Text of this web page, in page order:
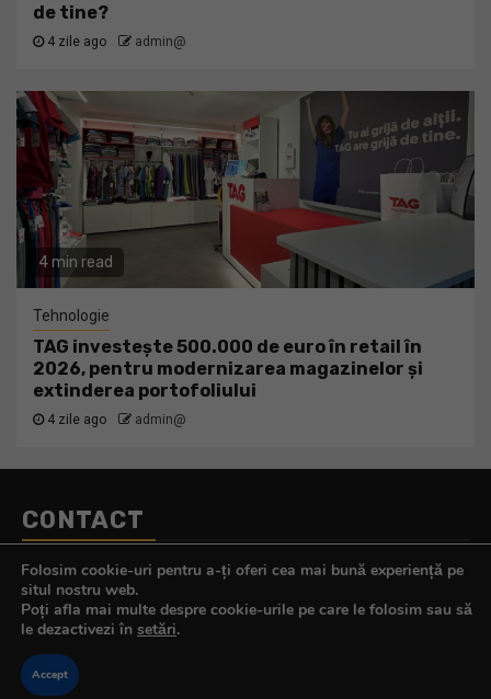
de tine?
4 zile ago admin@
4 min read
Tehnologie
TAG investește 500.000 de euro în retail în
2026, pentru modernizarea magazinelor și
extinderea portofoliului
4 zile ago admin@
CONTACT
Telefon:
0770.290.165
E-mail:contact@tehnologistul.ro
Folosim cookie-uri pentru a-ți oferi cea mai bună experiență pe
situl nostru web.
Poți afla mai multe despre cookie-urile pe care le folosim sau să
le dezactivezi în setări.
Accept